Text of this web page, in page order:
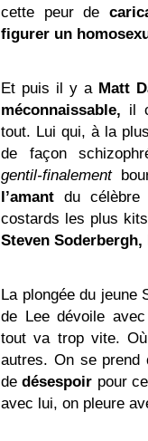
cette peur de
figurer un
Et puis il y a Matt
méconnaissable, il
tout. Lui qui, à la
de façon
gentil-finalement
l’amant du célèbre
costards les plus
Steven
La plongée du jeune
de Lee dévoile
tout va trop vite. Où
autres. On se prend
dedésespoir pour
avec lui, on pleure